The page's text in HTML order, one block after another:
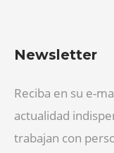
Newsletter
Reciba en su e-
actualidad
trabajan con